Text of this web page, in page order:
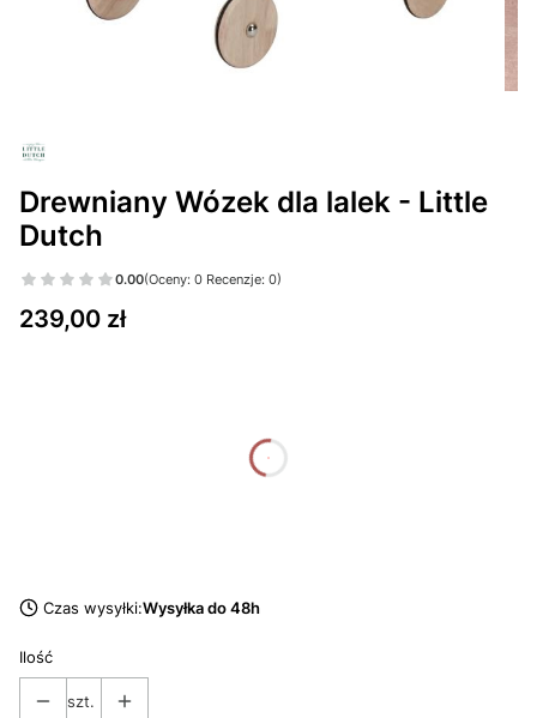
Drewniany Wózek dla lalek - Little
Dutch
0.00(Oceny: 0 Recenzje: 0)
Cena
239,00 zł
godziny
Czas wysyłki:Wysyłka do 48h
Ilość
szt.